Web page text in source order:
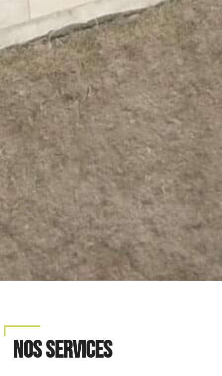
NOS SERVICES